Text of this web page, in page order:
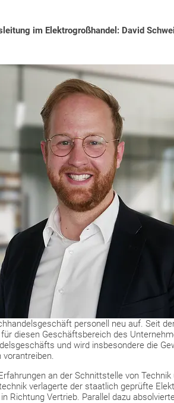
im Elektrogroßhandel: David
personell neu auf. Seit
diesen Geschäftsbereich des
und wird insbesondere die
an der Schnittstelle von
verlagerte der staatlich geprüfte
Richtung Vertrieb. Parallel dazu